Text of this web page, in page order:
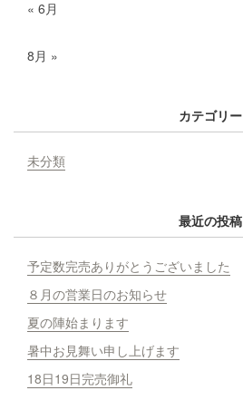
« 6月
8月 »
カテゴリー
未分類
最近の投稿
予定数完売ありがとうございました
８月の営業日のお知らせ
夏の陣始まります
暑中お見舞い申し上げます
18日19日完売御礼